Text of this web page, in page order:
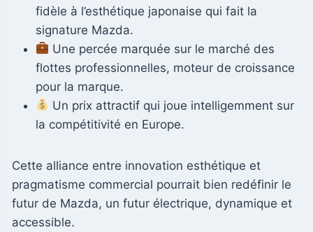
fidèle à l’esthétique japonaise qui fait la
signature Mazda.
Une percée marquée sur le marché des
flottes professionnelles, moteur de croissance
pour la marque.
Un prix attractif qui joue intelligemment sur
la compétitivité en Europe.
Cette alliance entre innovation esthétique et
pragmatisme commercial pourrait bien redéfinir le
futur de Mazda, un futur électrique, dynamique et
accessible.